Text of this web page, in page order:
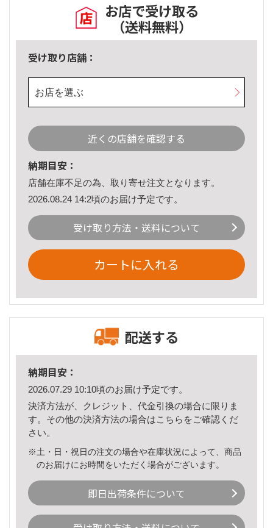
お店で受け取る
（送料無料）
受け取り店舗：
お店を選ぶ
近くの店舗を確認する
納期目安：
店舗在庫不足の為、取り寄せ注文となります。
2026.08.24 14:2頃のお届け予定です。
受け取り方法・送料について
カートに入れる
配送する
納期目安：
2026.07.29 10:10頃のお届け予定です。
決済方法が、クレジット、代金引換の場合に限りま
す。その他の決済方法の場合はこちら をご確認くだ
さい。
※土・日・祝日の注文の場合や在庫状況によって、商品
のお届けにお時間をいただく場合がございます。
即日出荷条件について